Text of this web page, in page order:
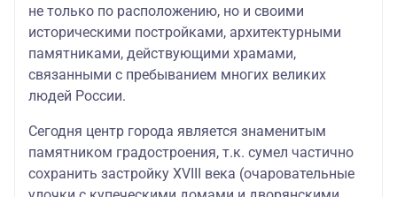
не только по расположению, но и своими
историческими постройками, архитектурными
памятниками, действующими храмами,
связанными с пребыванием многих великих
людей России.
Сегодня центр города является знаменитым
памятником градостроения, т.к. сумел частично
сохранить застройку XVIII века (очаровательные